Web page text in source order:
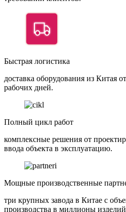
Быстрая логистика
доставка оборудования из Китая
рабочих дней.
Полный цикл работ
комплексные решения от
ввода объекта в эксплуатацию.
Мощные производственные
три крупных завода в Китае с
производства в миллионы изделий